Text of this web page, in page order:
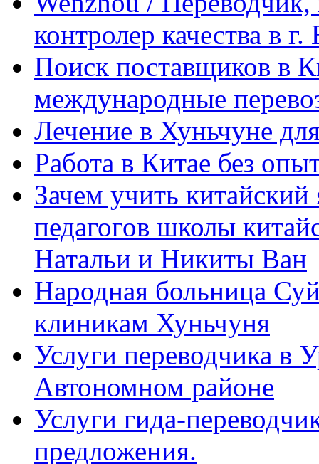
контролер качества в
Поиск поставщиков в
международные
Лечение в Хуньчуне
Работа в Китае без
Зачем учить
педагогов школы
Натальи и Никиты Ван
Народная больница
клиникам Хуньчуня
Услуги переводчика в
Автономном районе
Услуги гида-
предложения.